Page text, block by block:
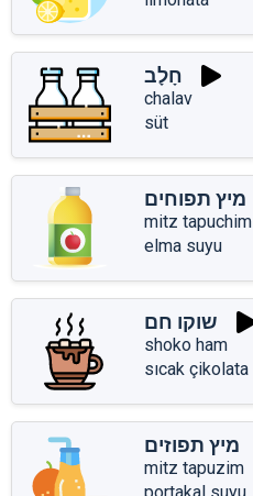
חָלָב
chalav
süt
מיץ תפוחים
mitz tapuchim
elma suyu
שוקו חם
shoko ham
sıcak çikolata
מיץ תפוזים
mitz tapuzim